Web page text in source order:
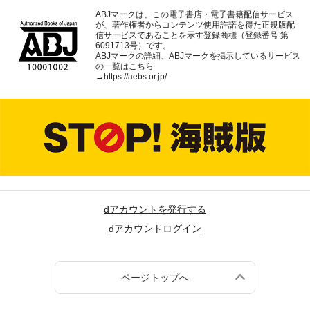
ABJマークは、この電子書店・電子書籍配信サービス
が、著作権者からコンテンツ使用許諾を得た正規版配
信サービスであることを示す登録商標（登録番号 第
6091713号）です。
ABJマークの詳細、ABJマークを掲示しているサービス
の一覧はこちら
→https://aebs.or.jp/
dアカウントを発行する
dアカウントログイン
ページトップへ